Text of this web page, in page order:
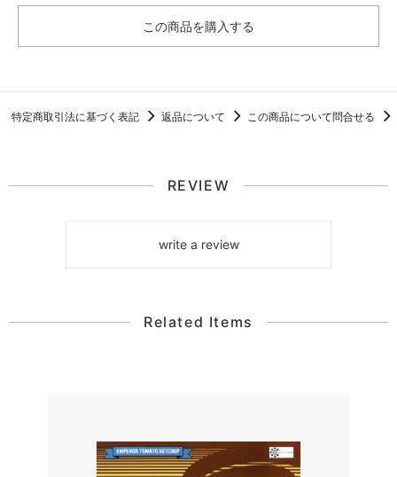
この商品を購入する
特定商取引法に基づく表記 返品について この商品について問合せる
REVIEW
write a review
Related Items